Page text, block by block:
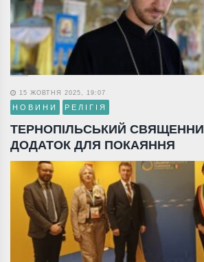
15 ЖОВТНЯ 2025, 19:07
НОВИНИ РЕЛІГІЯ
ТЕРНОПІЛЬСЬКИЙ
ДОДАТОК ДЛЯ ПОКАЯННЯ